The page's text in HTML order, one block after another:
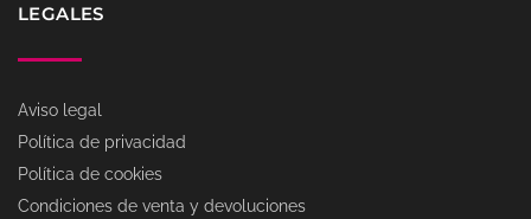
LEGALES
Aviso legal
Política de privacidad
Política de cookies
Condiciones de venta y devoluciones